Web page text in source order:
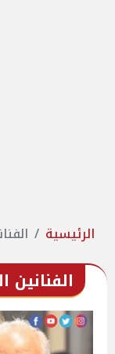
الرئيسية
الفنانين